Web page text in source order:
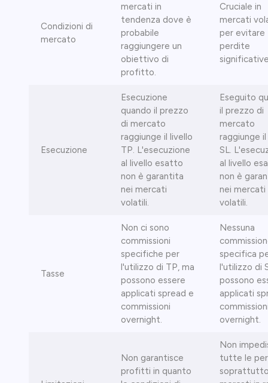
Condizioni di
mercato
mercati in
tendenza dove è
probabile
raggiungere un
obiettivo di
profitto.
Cruciale in
mercati
per evitare
perdite
Esecuzione
Esecuzione
quando il prezzo
di mercato
raggiunge il livello
TP. L'esecuzione
al livello esatto
non è garantita
nei mercati
volatili.
Eseguito
il prezzo di
mercato
raggiunge
SL.
al livello
non è
nei mercati
volatili.
Tasse
Non ci sono
commissioni
specifiche per
l'utilizzo di TP, ma
possono essere
applicati spread e
commissioni
overnight.
Nessuna
specifica
l'utilizzo di
possono
applicati
overnight.
Non garantisce
profitti in quanto
Non
tutte le